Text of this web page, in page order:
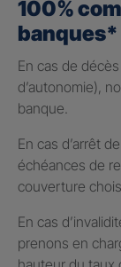
100%
banques*
En cas de
d’autonomie),
banque.
En cas d’arrêt
échéances de
couverture
En cas
prenons en